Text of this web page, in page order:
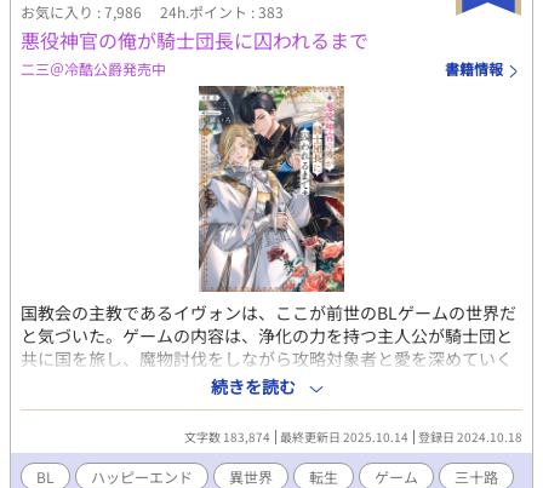
お気に入り : 7,986 24h.ポイント : 383
悪役神官の俺が騎士団長に囚われるまで
二三＠冷酷公爵発売中 書籍情報
国教会の主教であるイヴォンは、ここが前世のBLゲームの世界だ
と気づいた。ゲームの内容は、浄化の力を持つ主人公が騎士団と
共に国を旅し、魔物討伐をしながら攻略対象者と愛を深めていく
というもの。自分は悪役神官であり、主人公が誰とも結ばれない
ノーマルルートを辿る場合に限り、破滅の道を逃れられる。その
ためイヴォンは旅に同行し、主人公の恋路の邪魔を画策をする。
以前からイヴォンを嫌っている団長も攻略対象者であり、気が進
まないものの団長とも関わっていくうちに…。
続きを読む
文字数 183,874 最終更新日 2025.10.14 登録日 2024.10.18
BL ハッピーエンド 異世界 転生 ゲーム
三十路